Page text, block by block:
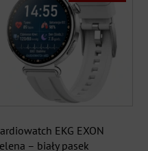
EKG EXON
– biały pasek